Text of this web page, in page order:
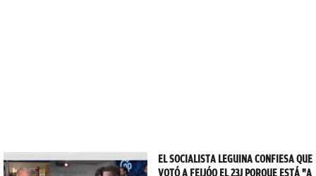
EL SOCIALISTA LEGUINA CONFIESA QUE
VOTÓ A FEIJÓO EL 23J PORQUE ESTÁ "A